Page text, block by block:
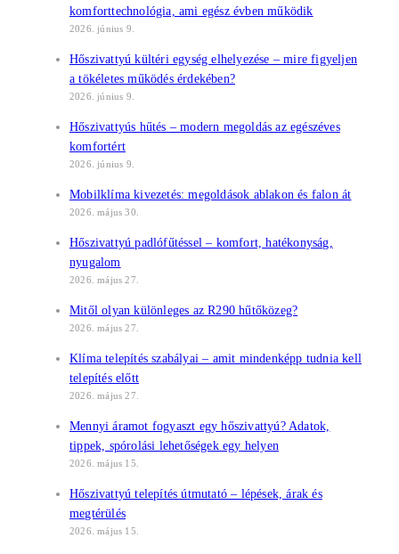
komforttechnológia, ami egész évben működik
2026. június 9.
Hőszivattyú kültéri egység elhelyezése – mire figyeljen
a tökéletes működés érdekében?
2026. június 9.
Hőszivattyús hűtés – modern megoldás az egészéves
komfortért
2026. június 9.
Mobilklíma kivezetés: megoldások ablakon és falon át
2026. május 30.
Hőszivattyú padlófűtéssel – komfort, hatékonyság,
nyugalom
2026. május 27.
Mitől olyan különleges az R290 hűtőközeg?
2026. május 27.
Klíma telepítés szabályai – amit mindenképp tudnia kell
telepítés előtt
2026. május 27.
Mennyi áramot fogyaszt egy hőszivattyú? Adatok,
tippek, spórolási lehetőségek egy helyen
2026. május 15.
Hőszivattyú telepítés útmutató – lépések, árak és
megtérülés
2026. május 15.